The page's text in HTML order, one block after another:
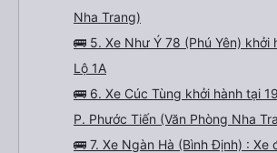
Nha Trang)
🚌 5. Xe Như Ý 78 (Phú Yên) khởi
Lộ 1A
🚌 6. Xe Cúc Tùng khởi hành tại
P. Phước Tiến (Văn Phòng Nha
🚌 7. Xe Ngàn Hà (Bình Định) : Xe